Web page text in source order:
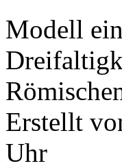
Modell
Erstellt
Uhr